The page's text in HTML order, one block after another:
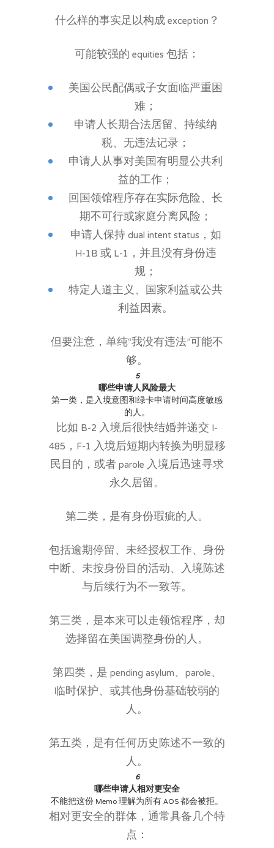
什么样的事实足以构成 exception？
可能较强的 equities 包括：
美国公民配偶或子女面临严重困
难；
申请人长期合法居留、持续纳
税、无违法记录；
申请人从事对美国有明显公共利
益的工作；
回国领馆程序存在实际危险、长
期不可行或家庭分离风险；
申请人保持 dual intent status，如
H-1B 或 L-1，并且没有身份违
规；
特定人道主义、国家利益或公共
利益因素。
但要注意，单纯“我没有违法”可能不
够。
5
哪些申请人风险最大
第一类，是入境意图和绿卡申请时间高度敏感
的人。
比如 B-2 入境后很快结婚并递交 I-
485，F-1 入境后短期内转换为明显移
民目的，或者 parole 入境后迅速寻求
永久居留。
第二类，是有身份瑕疵的人。
包括逾期停留、未经授权工作、身份
中断、未按身份目的活动、入境陈述
与后续行为不一致等。
第三类，是本来可以走领馆程序，却
选择留在美国调整身份的人。
第四类，是 pending asylum、parole、
临时保护、或其他身份基础较弱的
人。
第五类，是有任何历史陈述不一致的
人。
6
哪些申请人相对更安全
不能把这份 Memo 理解为所有 AOS 都会被拒。
相对更安全的群体，通常具备几个特
点：